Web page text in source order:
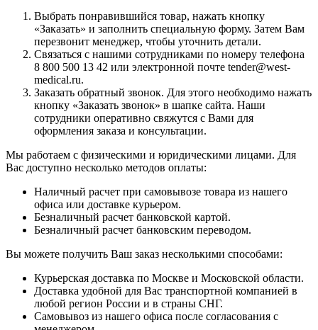
Выбрать понравившийся товар, нажать кнопку
«Заказать» и заполнить специальную форму. Затем Вам
перезвонит менеджер, чтобы уточнить детали.
Связаться с нашими сотрудниками по номеру телефона
8 800 500 13 42 или электронной почте tender@west-
medical.ru.
Заказать обратный звонок. Для этого необходимо нажать
кнопку «Заказать звонок» в шапке сайта. Наши
сотрудники оперативно свяжутся с Вами для
оформления заказа и консультации.
Мы работаем с физическими и юридическими лицами. Для
Вас доступно несколько методов оплаты:
Наличный расчет при самовывозе товара из нашего
офиса или доставке курьером.
Безналичный расчет банковской картой.
Безналичный расчет банковским переводом.
Вы можете получить Ваш заказ несколькими способами:
Курьерская доставка по Москве и Московской области.
Доставка удобной для Вас транспортной компанией в
любой регион России и в страны СНГ.
Самовывоз из нашего офиса после согласования с